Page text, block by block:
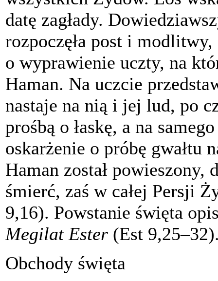
datę zagłady.
rozpoczęła post i modlitwy,
o wyprawienie uczty, na
Haman. Na uczcie
nastaje na nią i jej lud, po
prośbą o łaskę, a na
oskarżenie o próbę gwałtu
Haman został powieszony,
śmierć, zaś w całej Persji
9,16). Powstanie święta
Megilat Ester (Est
Obchody święta